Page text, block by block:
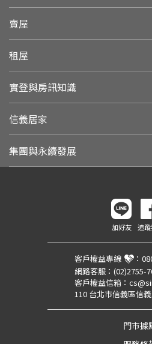
賣屋
租屋
實登與房訊知識
信義居家
集團與永續發展
加好友 追
客戶權益專線 ：
網路客服： (02)2755-
客戶權益信箱：
110 台北市信義區信
門市據